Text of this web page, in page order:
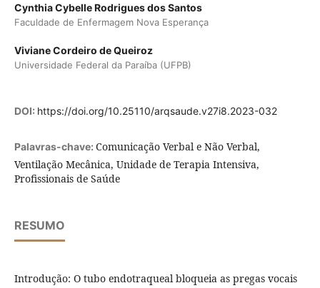
Cynthia Cybelle Rodrigues dos Santos
Faculdade de Enfermagem Nova Esperança
Viviane Cordeiro de Queiroz
Universidade Federal da Paraíba (UFPB)
DOI: https://doi.org/10.25110/arqsaude.v27i8.2023-032
Palavras-chave: Comunicação Verbal e Não Verbal,
Ventilação Mecânica, Unidade de Terapia Intensiva,
Profissionais de Saúde
RESUMO
Introdução: O tubo endotraqueal bloqueia as pregas vocais